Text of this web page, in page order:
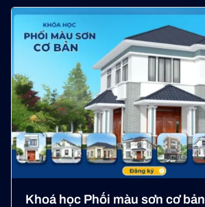
Khoá học Phối màu sơn cơ bản